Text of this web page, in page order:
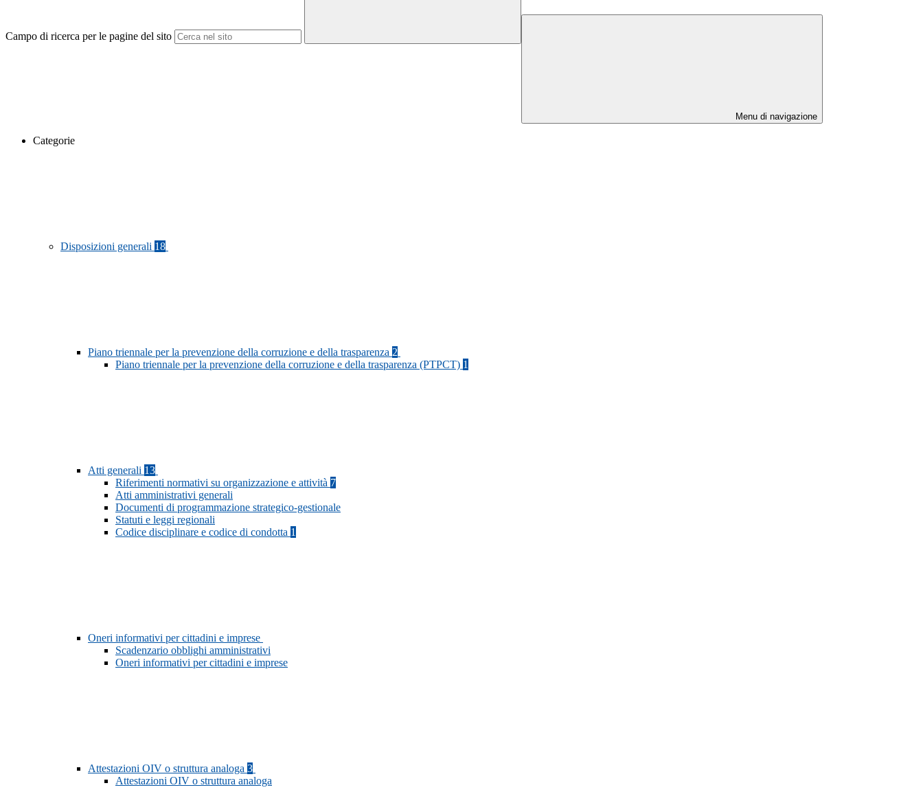
Campo di ricerca per le pagine del sito
Menu di navigazione
Categorie
Disposizioni generali 18
Piano triennale per la prevenzione della corruzione e della trasparenza 2
Piano triennale per la prevenzione della corruzione e della trasparenza (PTPCT) 1
Atti generali 13
Riferimenti normativi su organizzazione e attività 7
Atti amministrativi generali
Documenti di programmazione strategico-gestionale
Statuti e leggi regionali
Codice disciplinare e codice di condotta 1
Oneri informativi per cittadini e imprese
Scadenzario obblighi amministrativi
Oneri informativi per cittadini e imprese
Attestazioni OIV o struttura analoga 3
Attestazioni OIV o struttura analoga